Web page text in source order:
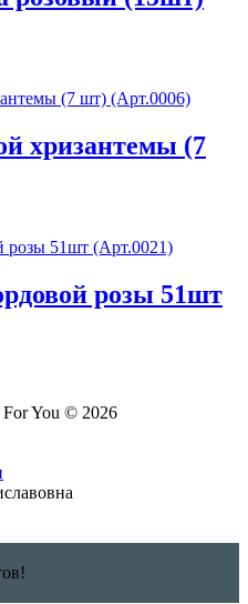
хризантемы (7
розы 51шт
For You © 2026